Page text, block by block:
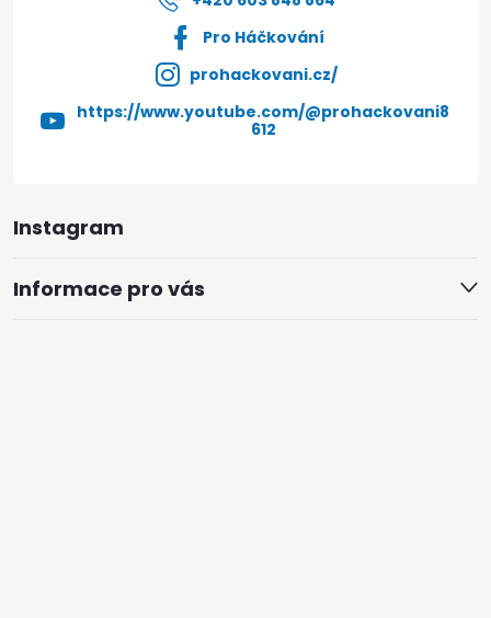
Instagram
Informace pro vás
Pro Háčkování
prohackovani.cz/
https://www.youtube.com/@prohackovani8
612